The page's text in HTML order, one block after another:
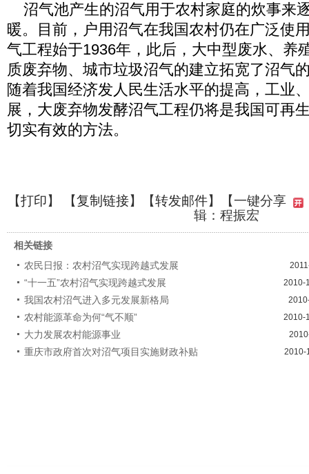
沼气池产生的沼气用于农村家庭的炊事来
暖。目前，户用沼气在我国农村仍在广泛使
气工程始于1936年，此后，大中型废水、养
质废弃物、城市垃圾沼气的建立拓宽了沼气
随着我国经济发人民生活水平的提高，工业
展，大废弃物发酵沼气工程仍将是我国可再
切实有效的方法。
【打印】 【复制链接】【转发邮件】
【一键分享
辑：程振宏
相关链接
农民日报：农村沼气实现跨越式发展
“十一五”农村沼气实现跨越式发展 2010-
我国农村沼气进入多元发展新格局
农村能源革命为何“气不顺” 2010-
大力发展农村能源事业
重庆市政府首次对沼气项目实施财政补贴 2010-